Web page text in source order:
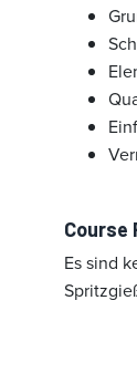
Course
Es sind